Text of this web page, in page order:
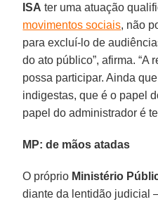
ISA ter uma atuação
movimentos sociais, não
para excluí-lo de
do ato público”, afirma. “A
possa participar. Ainda
indigestas, que é o papel
papel do administrador é
MP: de mãos atadas
O próprio Ministério
diante da lentidão judicial